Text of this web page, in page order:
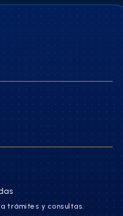
trámites y consultas.